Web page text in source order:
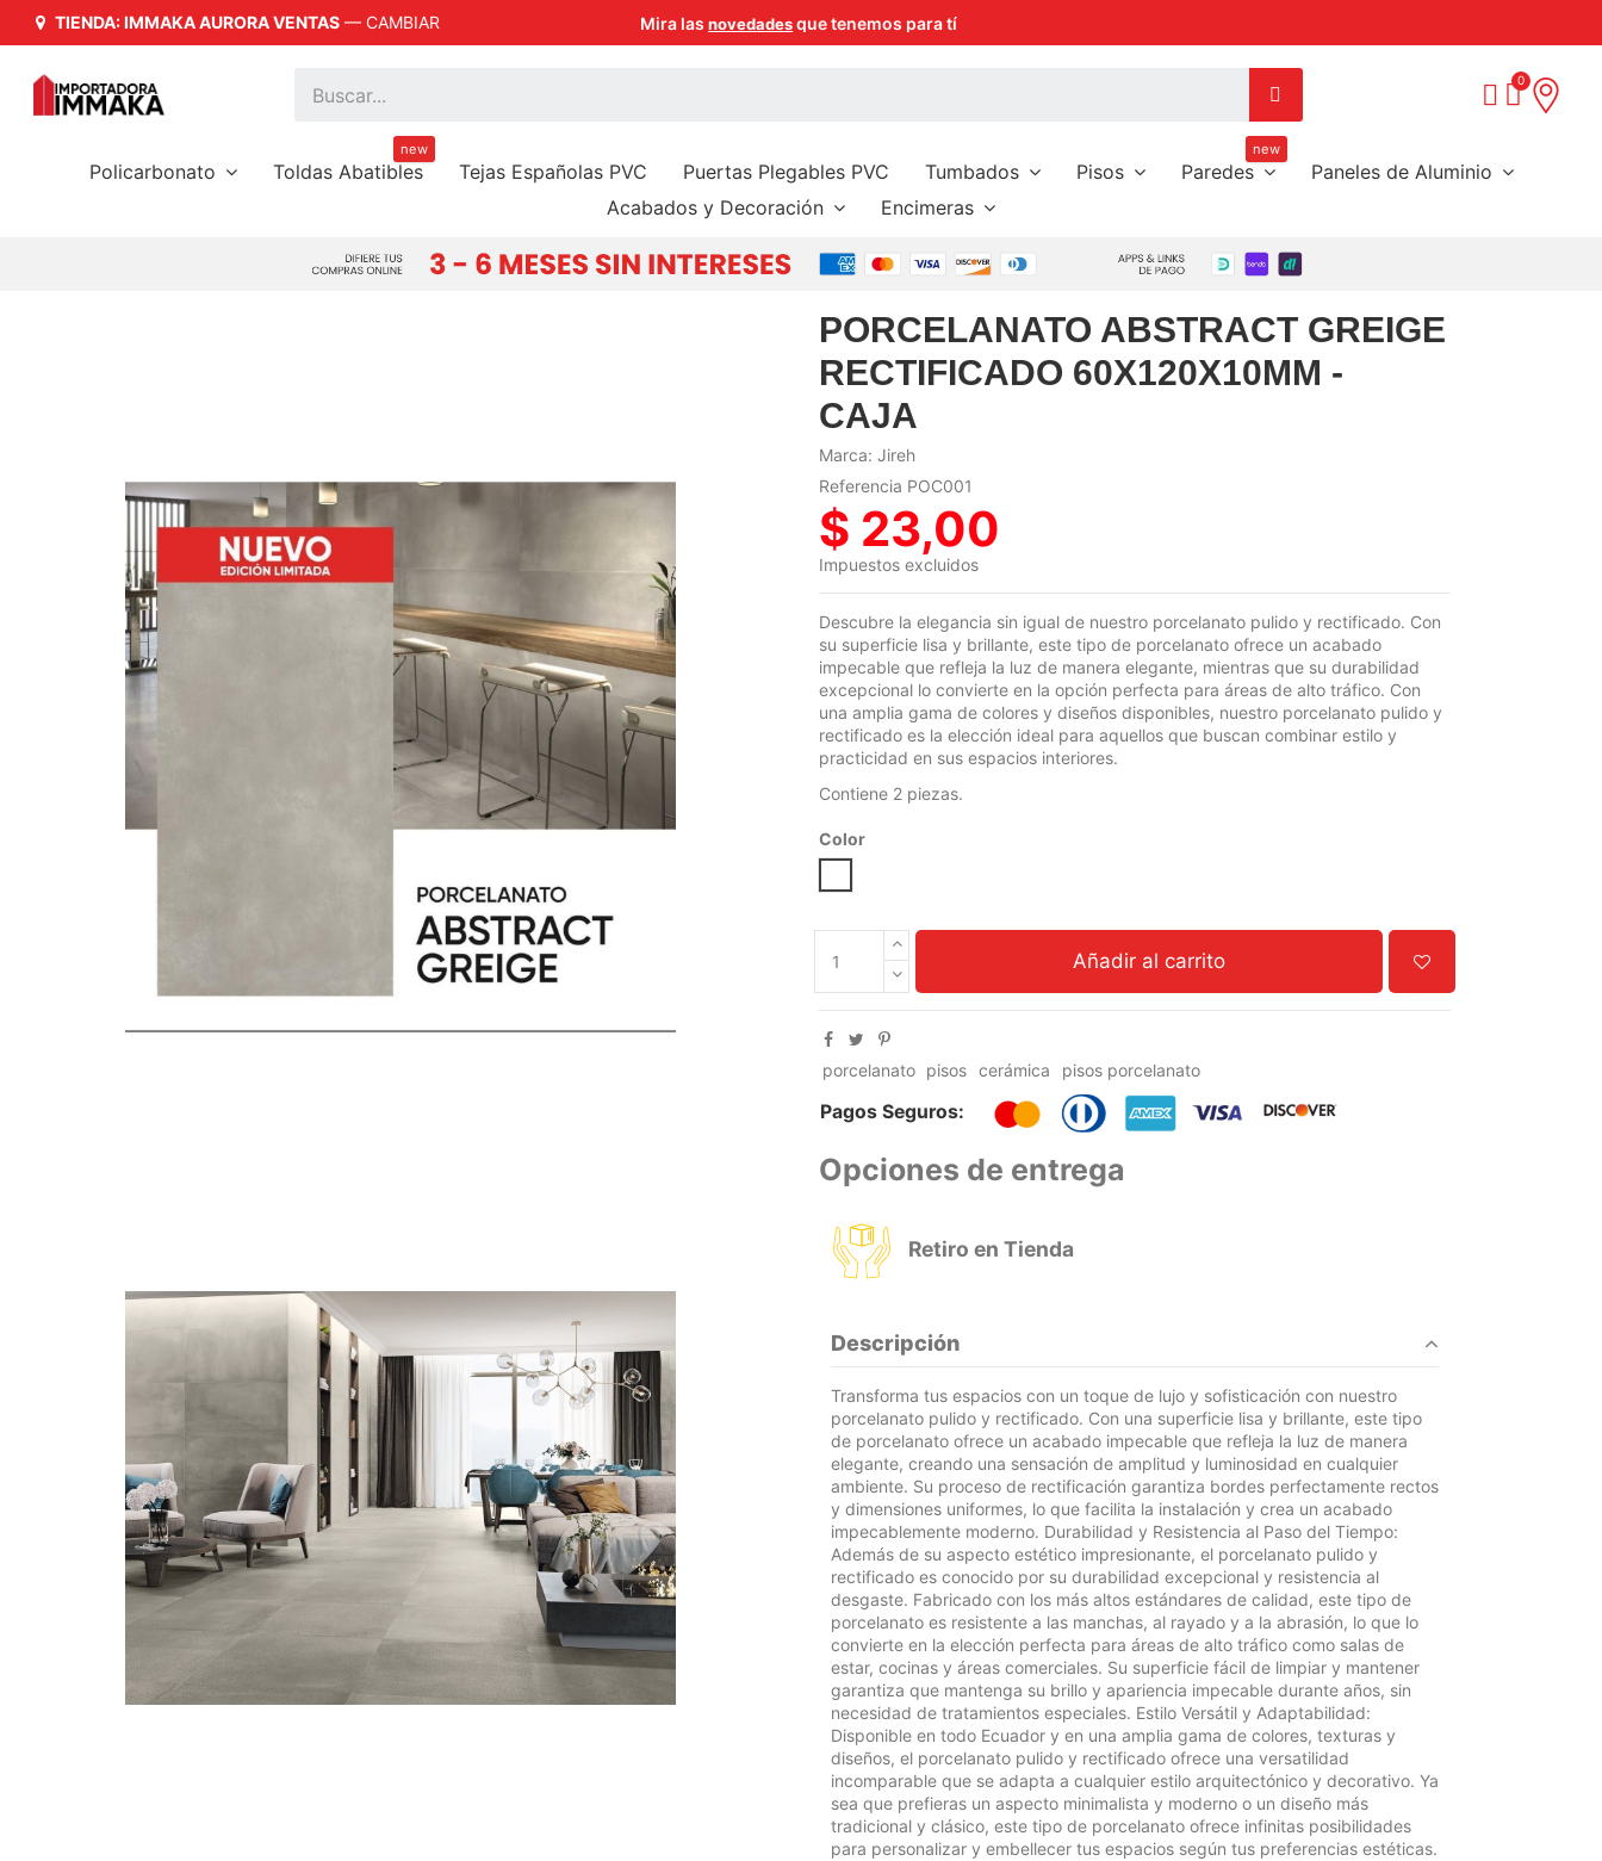
TIENDA: IMMAKA AURORA VENTAS — CAMBIAR
Mira lasnovedadesque tenemos para tí Paga de 3 a 6 meses sin intereses con tus tarjetas preferidas
Policarbonato Toldas Abatibles
new
Tejas Españolas PVC Puertas Plegables PVC Tumbados Pisos Paredes
new
Paneles de Aluminio
Acabados y Decoración
Encimeras
PORCELANATO ABSTRACT GREIGE
RECTIFICADO 60X120X10MM -
CAJA
Marca: Jireh
Referencia POC001
$ 23,00
Impuestos excluidos
Descubre la elegancia sin igual de nuestro porcelanato pulido y rectificado. Con
su superficie lisa y brillante, este tipo de porcelanato ofrece un acabado
impecable que refleja la luz de manera elegante, mientras que su durabilidad
excepcional lo convierte en la opción perfecta para áreas de alto tráfico. Con
una amplia gama de colores y diseños disponibles, nuestro porcelanato pulido y
rectificado es la elección ideal para aquellos que buscan combinar estilo y
practicidad en sus espacios interiores.
Contiene 2 piezas.
Color
Añadir al carrito
porcelanato pisos cerámica pisos porcelanato
Pagos Seguros:
Opciones de entrega
Retiro en Tienda
Descripción
Transforma tus espacios con un toque de lujo y sofisticación con nuestro
porcelanato pulido y rectificado. Con una superficie lisa y brillante, este tipo
de porcelanato ofrece un acabado impecable que refleja la luz de manera
elegante, creando una sensación de amplitud y luminosidad en cualquier
ambiente. Su proceso de rectificación garantiza bordes perfectamente rectos
y dimensiones uniformes, lo que facilita la instalación y crea un acabado
impecablemente moderno. Durabilidad y Resistencia al Paso del Tiempo:
Además de su aspecto estético impresionante, el porcelanato pulido y
rectificado es conocido por su durabilidad excepcional y resistencia al
desgaste. Fabricado con los más altos estándares de calidad, este tipo de
porcelanato es resistente a las manchas, al rayado y a la abrasión, lo que lo
convierte en la elección perfecta para áreas de alto tráfico como salas de
estar, cocinas y áreas comerciales. Su superficie fácil de limpiar y mantener
garantiza que mantenga su brillo y apariencia impecable durante años, sin
necesidad de tratamientos especiales. Estilo Versátil y Adaptabilidad:
Disponible en todo Ecuador y en una amplia gama de colores, texturas y
diseños, el porcelanato pulido y rectificado ofrece una versatilidad
incomparable que se adapta a cualquier estilo arquitectónico y decorativo. Ya
sea que prefieras un aspecto minimalista y moderno o un diseño más
tradicional y clásico, este tipo de porcelanato ofrece infinitas posibilidades
para personalizar y embellecer tus espacios según tus preferencias estéticas.